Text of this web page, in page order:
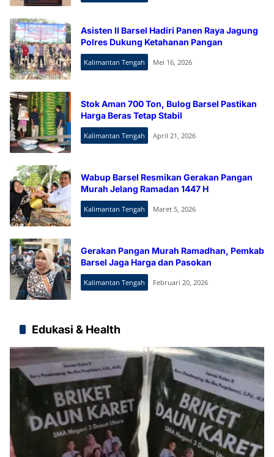
Asisten II Barsel Hadiri Panen Raya Jagung
Polres Dukung Ketahanan Pangan
Kalimantan Tengah Mei 16, 2026
Stok Aman 700 Ton, Bulog Barsel Pastikan
Harga Beras Tetap Stabil
Kalimantan Tengah April 21, 2026
Wabup Barsel Resmikan Gerakan Pangan
Murah Jelang Ramadan 1447 H
Kalimantan Tengah Maret 5, 2026
Gerakan Pangan Murah Ramadhan, Pemkab
Barsel Jaga Harga dan Pasokan
Kalimantan Tengah Februari 20, 2026
Edukasi & Health